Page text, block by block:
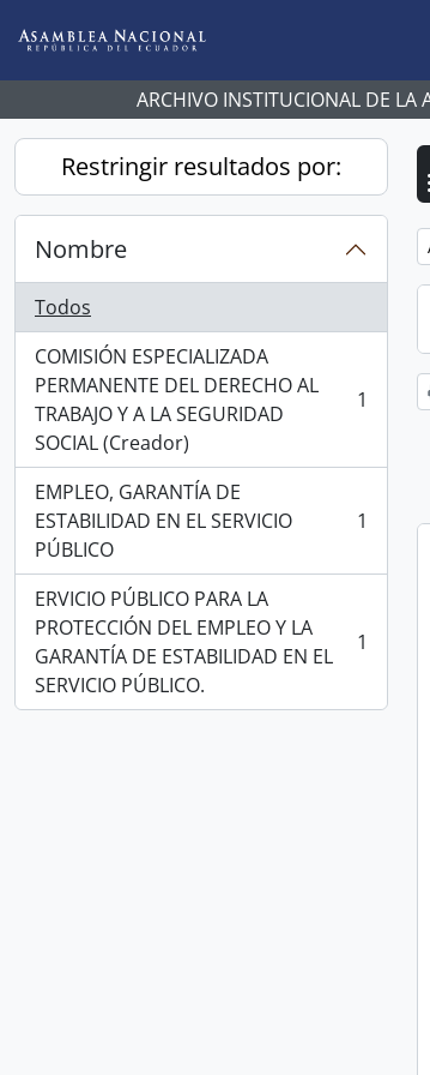
ARCHIVO INSTITUCIONAL DE LA
Restringir resultados por:
Nombre
Todos
COMISIÓN ESPECIALIZADA
PERMANENTE DEL DERECHO AL
TRABAJO Y A LA SEGURIDAD
SOCIAL (Creador)
, 1 resultados 1
EMPLEO, GARANTÍA DE
ESTABILIDAD EN EL SERVICIO
PÚBLICO
, 1 resultados 1
ERVICIO PÚBLICO PARA LA
PROTECCIÓN DEL EMPLEO Y LA
GARANTÍA DE ESTABILIDAD EN EL
SERVICIO PÚBLICO.
, 1 resultados 1